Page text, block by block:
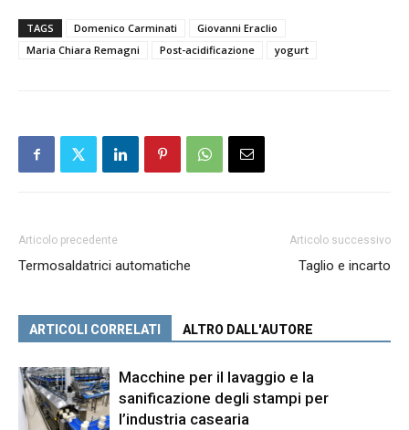
TAGS Domenico Carminati
Giovanni Eraclio
Maria Chiara Remagni
Post-acidificazione yogurt
Articolo precedente
Termosaldatrici automatiche
Articolo successivo
Taglio e incarto
ARTICOLI CORRELATI ALTRO DALL'AUTORE
Macchine per il lavaggio e la
sanificazione degli stampi per
l’industria casearia